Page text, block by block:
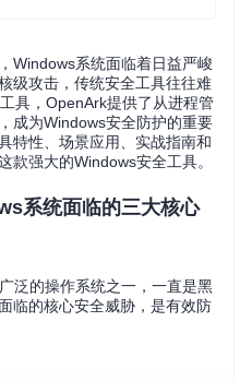
Windows系统面临着日益严峻
级攻击，传统安全工具往往难
具，OpenArk提供了从进程管
成为Windows安全防护的重要
特性、场景应用、实战指南和
款强大的Windows安全工具。
系统面临的三大核心
泛的操作系统之一，一直是黑
临的核心安全威胁，是有效防